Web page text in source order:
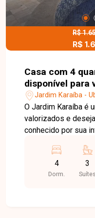
comodidade para toda a
oportunidade para
amplo e bem
mais desejadas de
R$
R$
Casa com 4
disponível para
Jardim Karaíba
Jardim Karaíba -
O Jardim Karaíba é
valorizados e
conhecido por sua
oferece fácil
cidade, além de
escolas,
4
Dorm.
3
Suítes